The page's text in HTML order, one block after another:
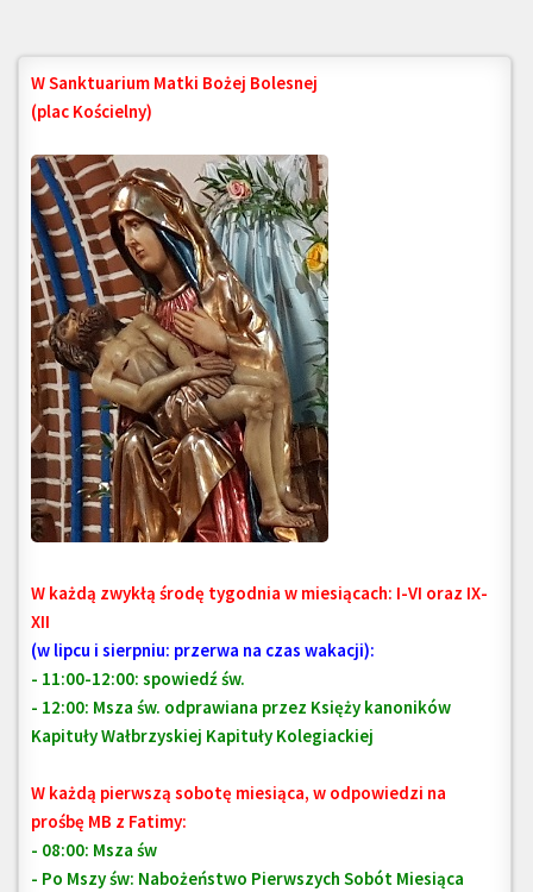
W Sanktuarium Matki Bożej Bolesnej
(plac Kościelny)
W każdą zwykłą środę tygodnia w miesiącach: I-VI oraz IX-
XII
(w lipcu i sierpniu: przerwa na czas wakacji):
- 11:00-12:00: spowiedź św.
- 12:00: Msza św. odprawiana przez Księży kanoników
Kapituły Wałbrzyskiej Kapituły Kolegiackiej
W każdą pierwszą sobotę miesiąca, w odpowiedzi na
prośbę MB z Fatimy:
- 08:00: Msza św
- Po Mszy św: Nabożeństwo Pierwszych Sobót Miesiąca